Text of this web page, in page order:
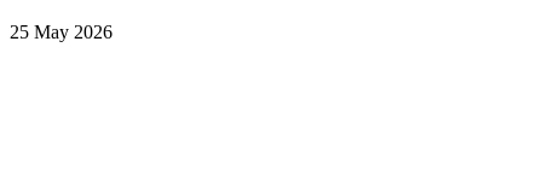
25 May 2026